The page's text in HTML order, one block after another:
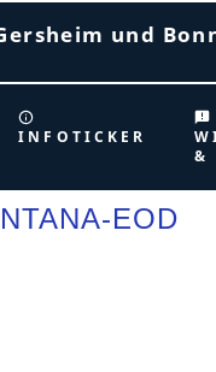
und
INFOTICKER
&
EOD